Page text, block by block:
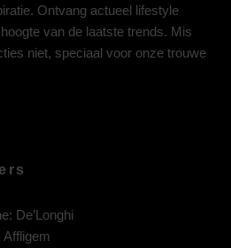
Ontvang actueel lifestyle
van de laatste trends. Mis
niet, speciaal voor onze trouwe
De’Longhi
Affligem